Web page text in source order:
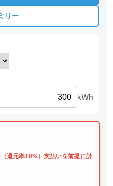
リー
kWh
還元率10%）支払いを前提に計